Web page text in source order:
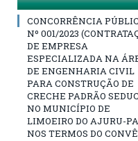
CONCORRÊNCIA
Nº 001/2023
DE EMPRESA
ESPECIALIZADA NA
DE ENGENHARIA CIVIL
PARA CONSTRUÇÃO DE
CRECHE PADRÃO
NO MUNICÍPIO DE
LIMOEIRO DO AJURU-
NOS TERMOS DO